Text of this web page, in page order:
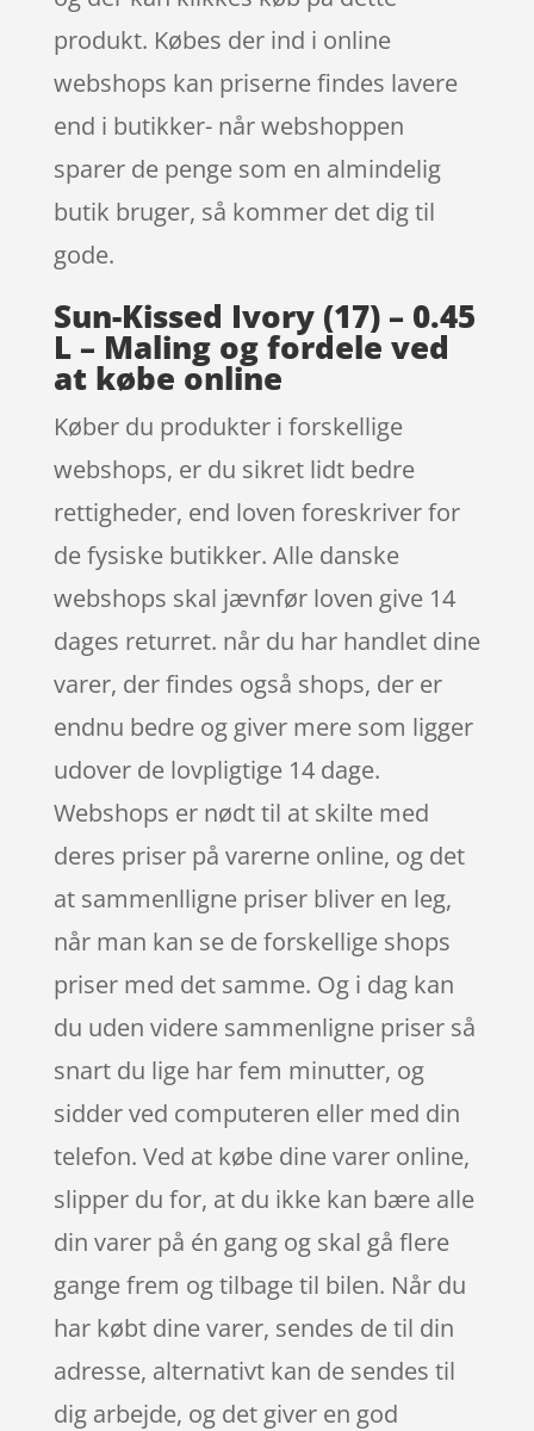
produkt. Købes der ind i online
webshops kan priserne findes lavere
end i butikker- når webshoppen
sparer de penge som en almindelig
butik bruger, så kommer det dig til
gode.
Sun-Kissed Ivory (17) – 0.45
L – Maling og fordele ved
at købe online
Køber du produkter i forskellige
webshops, er du sikret lidt bedre
rettigheder, end loven foreskriver for
de fysiske butikker. Alle danske
webshops skal jævnfør loven give 14
dages returret. når du har handlet dine
varer, der findes også shops, der er
endnu bedre og giver mere som ligger
udover de lovpligtige 14 dage.
Webshops er nødt til at skilte med
deres priser på varerne online, og det
at sammenlligne priser bliver en leg,
når man kan se de forskellige shops
priser med det samme. Og i dag kan
du uden videre sammenligne priser så
snart du lige har fem minutter, og
sidder ved computeren eller med din
telefon. Ved at købe dine varer online,
slipper du for, at du ikke kan bære alle
din varer på én gang og skal gå flere
gange frem og tilbage til bilen. Når du
har købt dine varer, sendes de til din
adresse, alternativt kan de sendes til
dig arbejde, og det giver en god